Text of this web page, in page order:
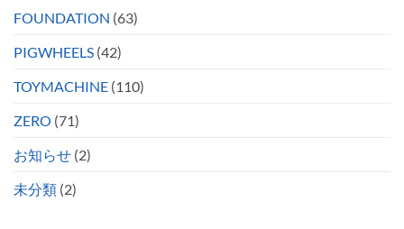
FOUNDATION (63)
PIGWHEELS (42)
TOYMACHINE (110)
ZERO (71)
お知らせ (2)
未分類 (2)